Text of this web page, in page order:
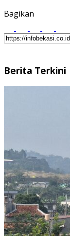
Bagikan
Berita Terkini